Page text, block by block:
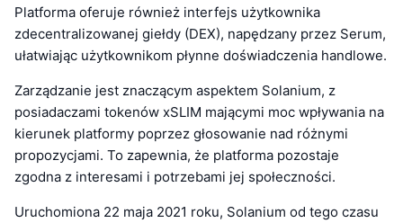
Platforma oferuje również interfejs użytkownika
zdecentralizowanej giełdy (DEX), napędzany przez Serum,
ułatwiając użytkownikom płynne doświadczenia handlowe.
Zarządzanie jest znaczącym aspektem Solanium, z
posiadaczami tokenów xSLIM mającymi moc wpływania na
kierunek platformy poprzez głosowanie nad różnymi
propozycjami. To zapewnia, że platforma pozostaje
zgodna z interesami i potrzebami jej społeczności.
Uruchomiona 22 maja 2021 roku, Solanium od tego czasu